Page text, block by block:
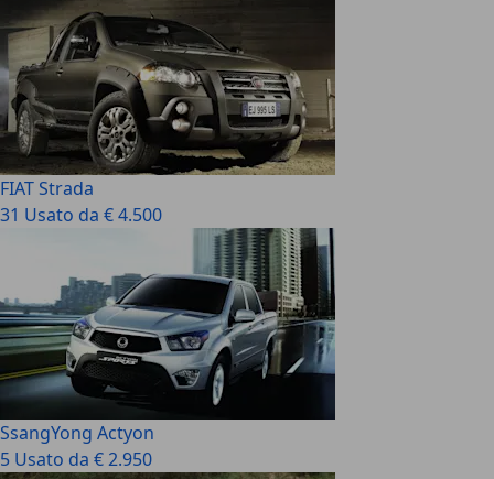
FIAT Strada
31 Usato da € 4.500
SsangYong Actyon
5 Usato da € 2.950